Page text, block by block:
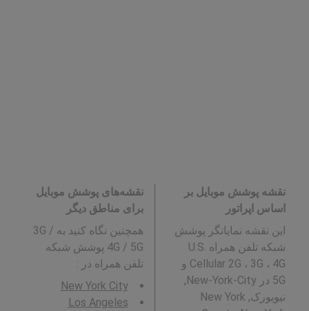
نقشه پوشش موبایل بر
اساس اپراتور
این نقشه نمایانگر پوشش
شبکه تلفن همراه U.S.
Cellular 2G ، 3G ، 4G و
5G در New-York-City,
نیویورک, New York
نقشه‌های پوشش موبایل
برای مناطق دیگر
همچنین نگاه کنید به 3G /
4G / 5G پوشش شبکه
تلفن همراه در :
New York City
Los Angeles